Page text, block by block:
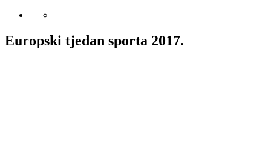
Europski tjedan sporta 2017.